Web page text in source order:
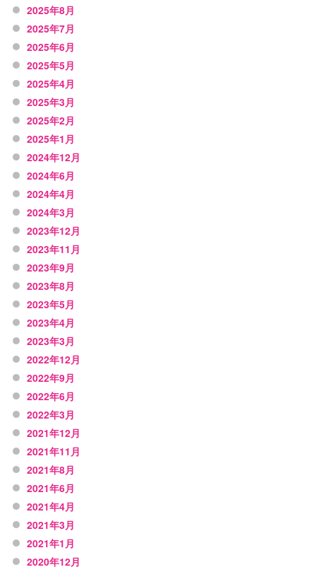
2025年8月
2025年7月
2025年6月
2025年5月
2025年4月
2025年3月
2025年2月
2025年1月
2024年12月
2024年6月
2024年4月
2024年3月
2023年12月
2023年11月
2023年9月
2023年8月
2023年5月
2023年4月
2023年3月
2022年12月
2022年9月
2022年6月
2022年3月
2021年12月
2021年11月
2021年8月
2021年6月
2021年4月
2021年3月
2021年1月
2020年12月